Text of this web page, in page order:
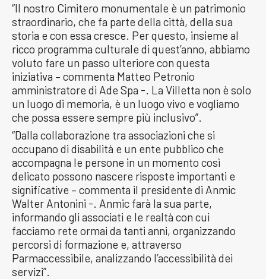
“Il nostro Cimitero monumentale è un patrimonio
straordinario, che fa parte della città, della sua
storia e con essa cresce. Per questo, insieme al
ricco programma culturale di quest’anno, abbiamo
voluto fare un passo ulteriore con questa
iniziativa – commenta Matteo Petronio
amministratore di Ade Spa -. La Villetta non è solo
un luogo di memoria, è un luogo vivo e vogliamo
che possa essere sempre più inclusivo”.
“Dalla collaborazione tra associazioni che si
occupano di disabilità e un ente pubblico che
accompagna le persone in un momento così
delicato possono nascere risposte importanti e
significative – commenta il presidente di Anmic
Walter Antonini -. Anmic farà la sua parte,
informando gli associati e le realtà con cui
facciamo rete ormai da tanti anni, organizzando
percorsi di formazione e, attraverso
Parmaccessibile, analizzando l’accessibilità dei
servizi”.